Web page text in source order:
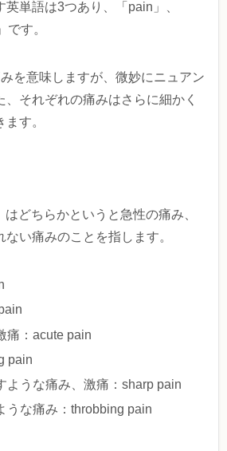
単語は3つあり、「pain」、
です。
を意味しますが、微妙にニュアン
、それぞれの痛みはさらに細かく
す。
はどちらかというと急性の痛み、
い痛みのことを指します。
痛：acute pain
pain
ような痛み、激痛：sharp pain
うな痛み：throbbing pain